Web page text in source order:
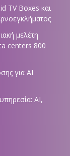
TV Boxes και
μελέτη
centers 800
για AI
AI,